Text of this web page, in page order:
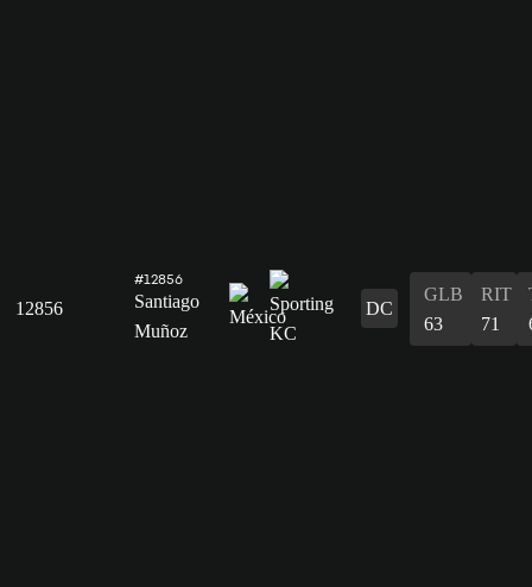
12856
#12856
Santiago
Muñoz
DC
GLB
63
RIT
71